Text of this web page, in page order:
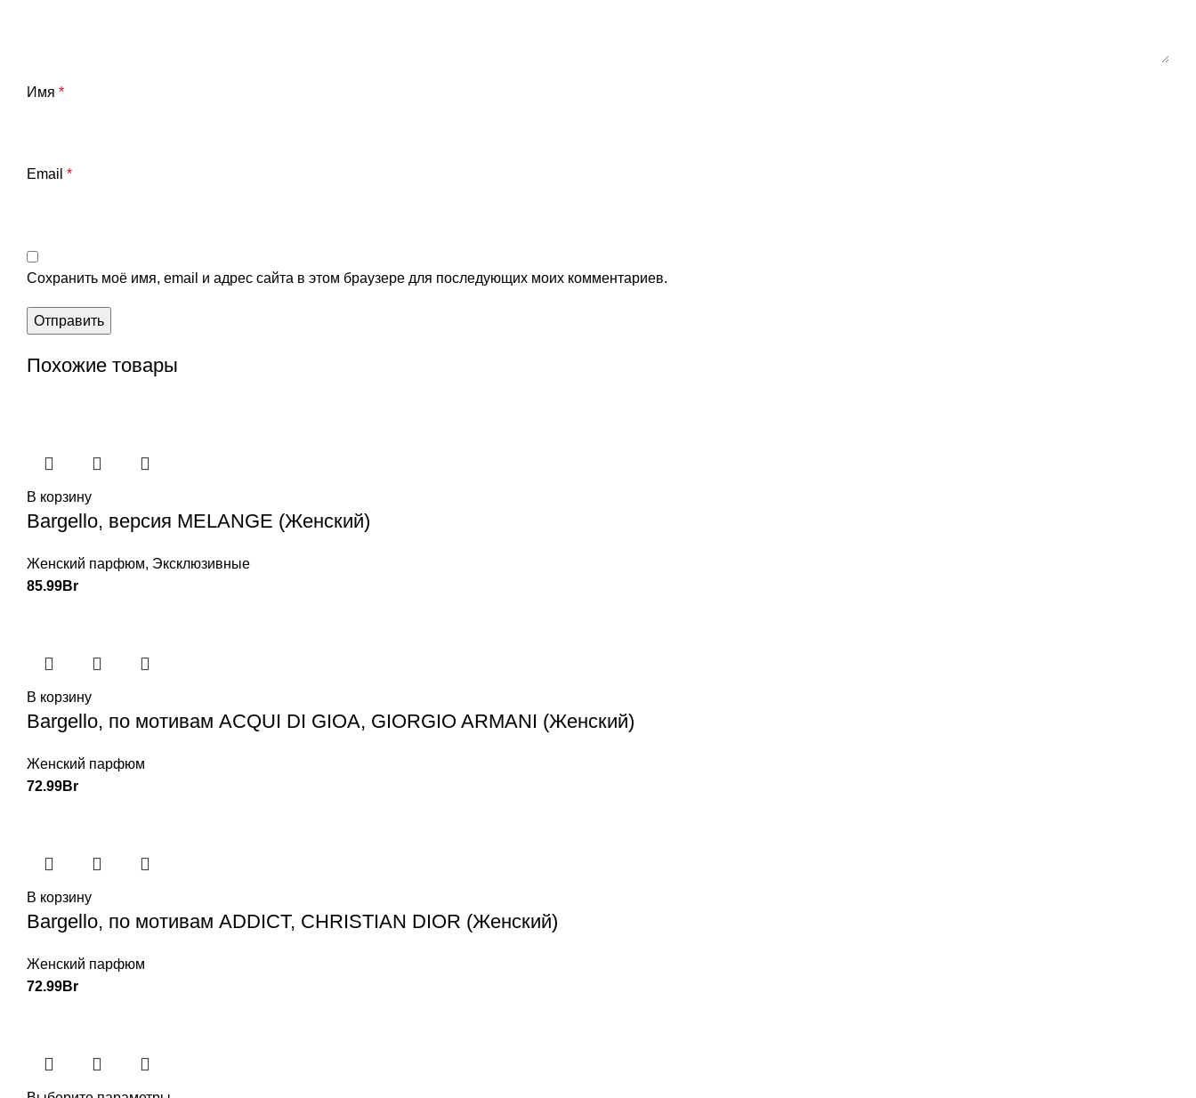
Имя *
Email *
Сохранить моё имя, email и адрес сайта в этом браузере для последующих моих комментариев.
Похожие товары
В корзину
Bargello, версия MELANGE (Женский)
Женский парфюм, Эксклюзивные
85.99Br
В корзину
Bargello, по мотивам ACQUI DI GIOA, GIORGIO ARMANI (Женский)
Женский парфюм
72.99Br
В корзину
Bargello, по мотивам ADDICT, CHRISTIAN DIOR (Женский)
Женский парфюм
72.99Br